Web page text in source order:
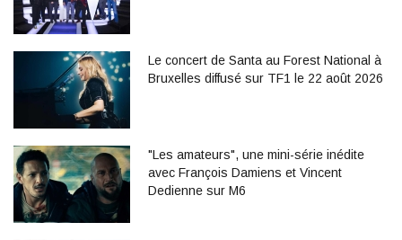
Le concert de Santa au Forest National à
Bruxelles diffusé sur TF1 le 22 août 2026
"Les amateurs", une mini-série inédite
avec François Damiens et Vincent
Dedienne sur M6